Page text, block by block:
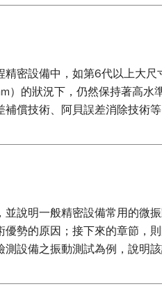
密設備中，如第6代以上大
的狀況下，仍然保持著高水
償技術、阿貝誤差消除技術
說明一般精密設備常用的微
勢的原因；接下來的章節，
設備之振動測試為例，說明